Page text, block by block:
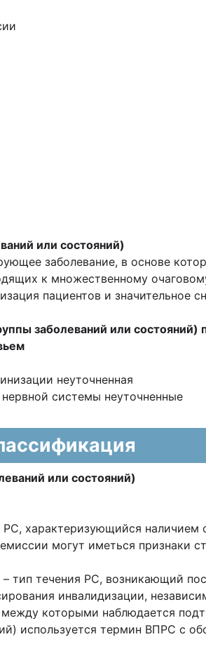
или состояний)
заболевание, в основе
к множественному
пациентов и значительное
заболеваний или
неуточненная
системы неуточненные
или состояний)
РС, характеризующийся
могут иметься признаки
– тип течения РС, возникающий
инвалидизации,
которыми наблюдается
используется термин ВПРС с